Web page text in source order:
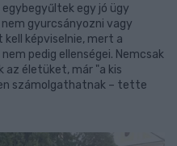
egy jó ügy
gyurcsányozni vagy
képviselnie, mert a
pedig ellenségei. Nemcsak
az életüket, már "a kis
számolgathatnak – tette